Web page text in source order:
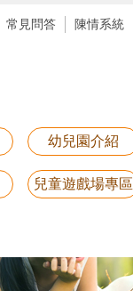
常見問答 陳情系統
幼兒園介紹
兒童遊戲場專區